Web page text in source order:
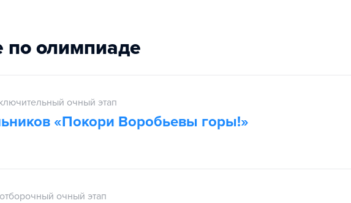
по олимпиаде
очный этап
«Покори Воробьевы горы!»
отборочный очный этап